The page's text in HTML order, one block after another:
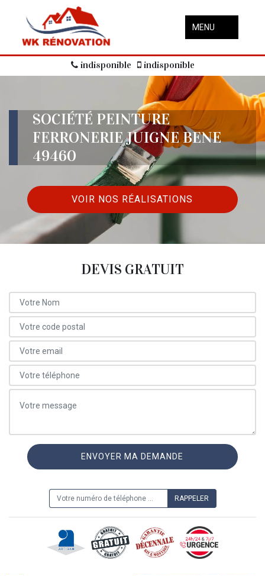
MENU
indisponible indisponible
SOCIÉTÉ PEINTURE
FERRONERIE JUIGNE BENE
49460
VOIR NOS RÉALISATIONS
DEVIS GRATUIT